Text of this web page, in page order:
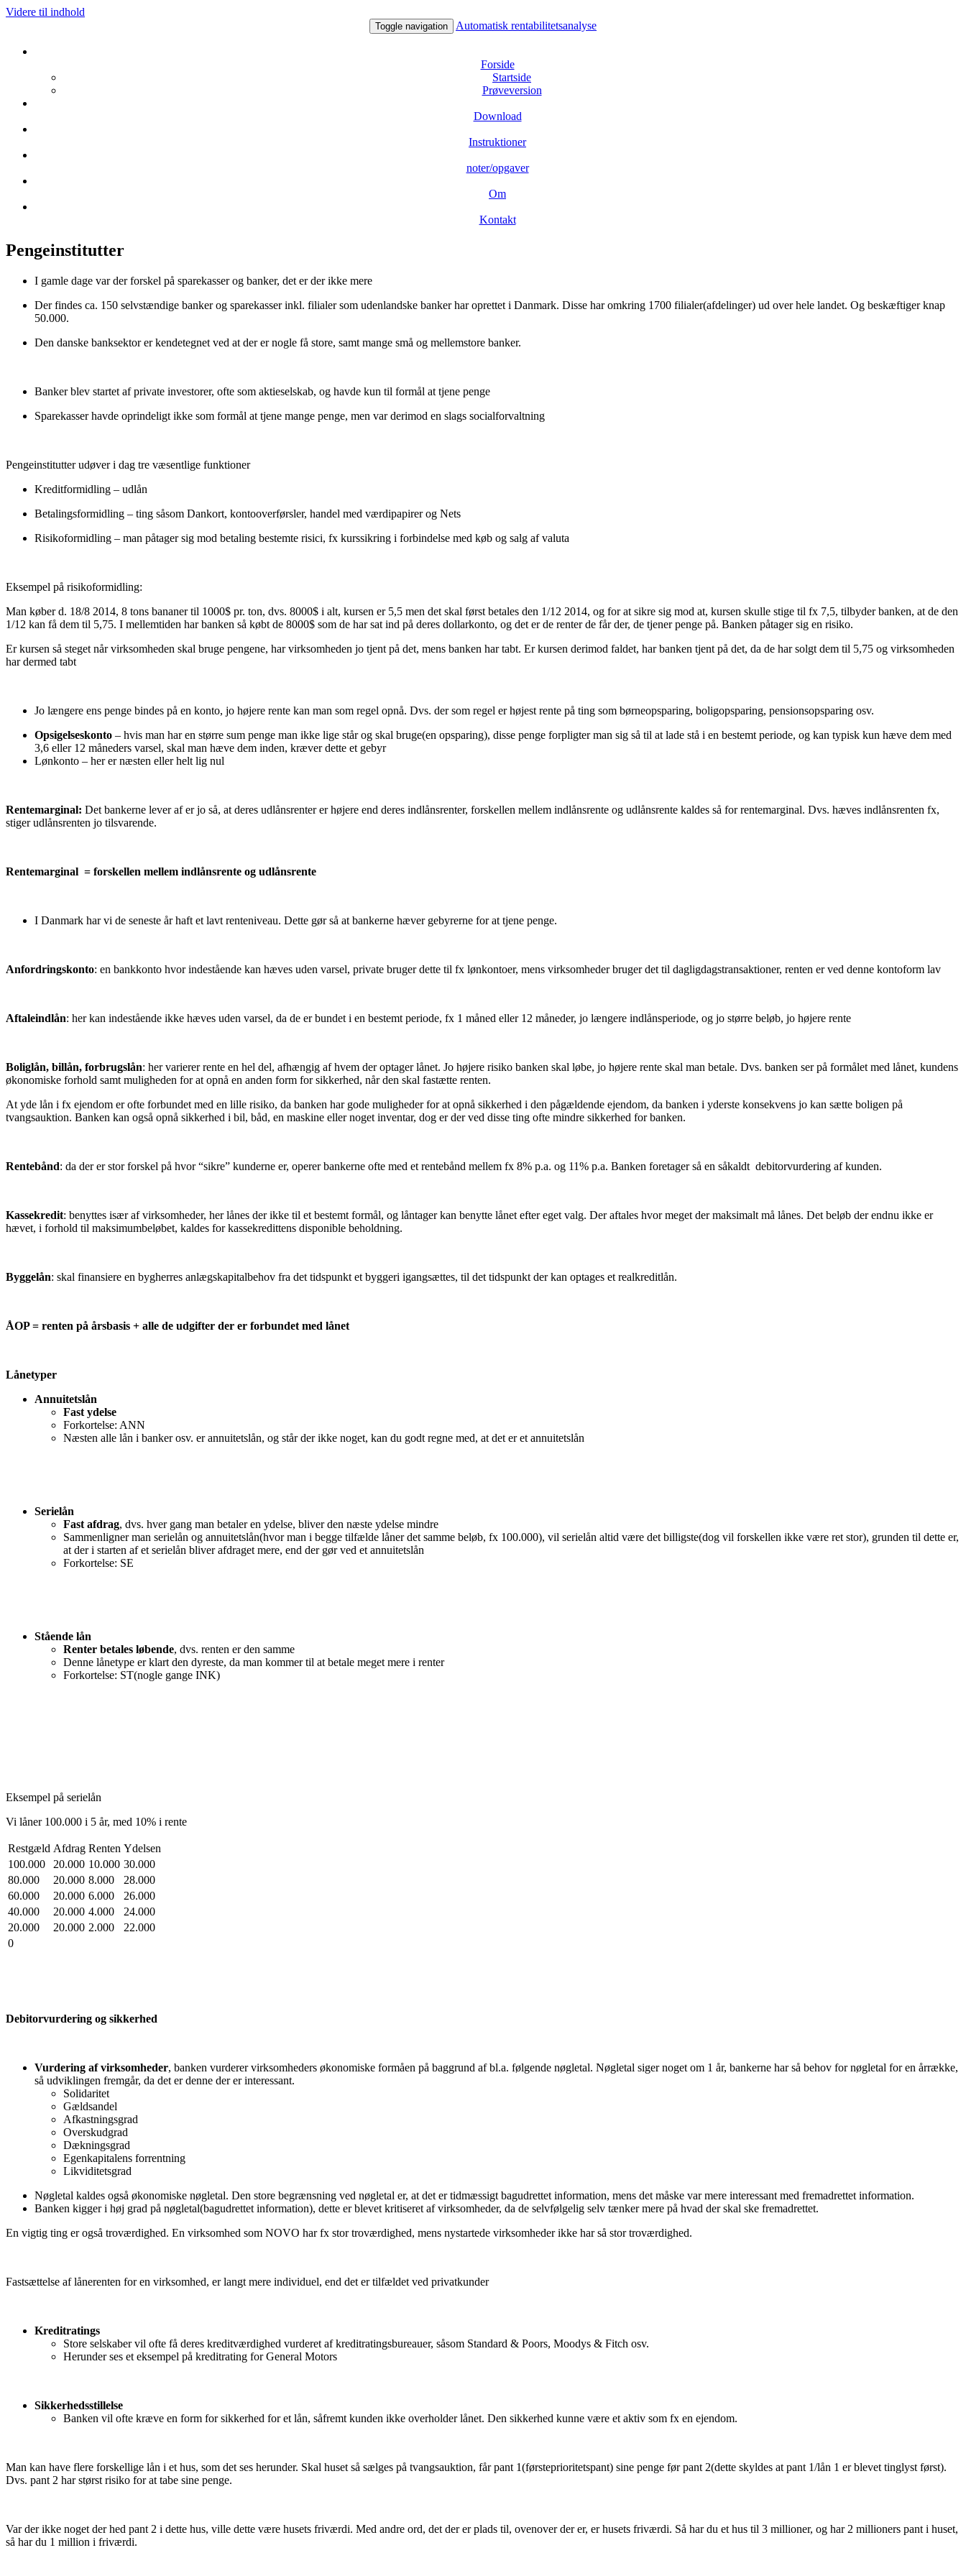
Videre til indhold
Toggle navigation Automatisk rentabilitetsanalyse
Forside
Startside
Prøveversion
Download
Instruktioner
noter/opgaver
Om
Kontakt
Pengeinstitutter
I gamle dage var der forskel på sparekasser og banker, det er der ikke mere
Der findes ca. 150 selvstændige banker og sparekasser inkl. filialer som udenlandske banker har oprettet i Danmark. Disse har omkring 1700 filialer(afdelinger) ud over hele landet. Og beskæftiger knap
50.000.
Den danske banksektor er kendetegnet ved at der er nogle få store, samt mange små og mellemstore banker.
Banker blev startet af private investorer, ofte som aktieselskab, og havde kun til formål at tjene penge
Sparekasser havde oprindeligt ikke som formål at tjene mange penge, men var derimod en slags socialforvaltning
Pengeinstitutter udøver i dag tre væsentlige funktioner
Kreditformidling – udlån
Betalingsformidling – ting såsom Dankort, kontooverførsler, handel med værdipapirer og Nets
Risikoformidling – man påtager sig mod betaling bestemte risici, fx kurssikring i forbindelse med køb og salg af valuta
Eksempel på risikoformidling:
Man køber d. 18/8 2014, 8 tons bananer til 1000$ pr. ton, dvs. 8000$ i alt, kursen er 5,5 men det skal først betales den 1/12 2014, og for at sikre sig mod at, kursen skulle stige til fx 7,5, tilbyder banken, at de den
1/12 kan få dem til 5,75. I mellemtiden har banken så købt de 8000$ som de har sat ind på deres dollarkonto, og det er de renter de får der, de tjener penge på. Banken påtager sig en risiko.
Er kursen så steget når virksomheden skal bruge pengene, har virksomheden jo tjent på det, mens banken har tabt. Er kursen derimod faldet, har banken tjent på det, da de har solgt dem til 5,75 og virksomheden
har dermed tabt
Jo længere ens penge bindes på en konto, jo højere rente kan man som regel opnå. Dvs. der som regel er højest rente på ting som børneopsparing, boligopsparing, pensionsopsparing osv.
Opsigelseskonto – hvis man har en større sum penge man ikke lige står og skal bruge(en opsparing), disse penge forpligter man sig så til at lade stå i en bestemt periode, og kan typisk kun hæve dem med
3,6 eller 12 måneders varsel, skal man hæve dem inden, kræver dette et gebyr
Lønkonto – her er næsten eller helt lig nul
Rentemarginal: Det bankerne lever af er jo så, at deres udlånsrenter er højere end deres indlånsrenter, forskellen mellem indlånsrente og udlånsrente kaldes så for rentemarginal. Dvs. hæves indlånsrenten fx,
stiger udlånsrenten jo tilsvarende.
Rentemarginal = forskellen mellem indlånsrente og udlånsrente
I Danmark har vi de seneste år haft et lavt renteniveau. Dette gør så at bankerne hæver gebyrerne for at tjene penge.
Anfordringskonto: en bankkonto hvor indestående kan hæves uden varsel, private bruger dette til fx lønkontoer, mens virksomheder bruger det til dagligdagstransaktioner, renten er ved denne kontoform lav
Aftaleindlån: her kan indestående ikke hæves uden varsel, da de er bundet i en bestemt periode, fx 1 måned eller 12 måneder, jo længere indlånsperiode, og jo større beløb, jo højere rente
Boliglån, billån, forbrugslån: her varierer rente en hel del, afhængig af hvem der optager lånet. Jo højere risiko banken skal løbe, jo højere rente skal man betale. Dvs. banken ser på formålet med lånet, kundens
økonomiske forhold samt muligheden for at opnå en anden form for sikkerhed, når den skal fastætte renten.
At yde lån i fx ejendom er ofte forbundet med en lille risiko, da banken har gode muligheder for at opnå sikkerhed i den pågældende ejendom, da banken i yderste konsekvens jo kan sætte boligen på
tvangsauktion. Banken kan også opnå sikkerhed i bil, båd, en maskine eller noget inventar, dog er der ved disse ting ofte mindre sikkerhed for banken.
Rentebånd: da der er stor forskel på hvor “sikre” kunderne er, operer bankerne ofte med et rentebånd mellem fx 8% p.a. og 11% p.a. Banken foretager så en såkaldt debitorvurdering af kunden.
Kassekredit: benyttes især af virksomheder, her lånes der ikke til et bestemt formål, og låntager kan benytte lånet efter eget valg. Der aftales hvor meget der maksimalt må lånes. Det beløb der endnu ikke er
hævet, i forhold til maksimumbeløbet, kaldes for kassekredittens disponible beholdning.
Byggelån: skal finansiere en bygherres anlægskapitalbehov fra det tidspunkt et byggeri igangsættes, til det tidspunkt der kan optages et realkreditlån.
ÅOP = renten på årsbasis + alle de udgifter der er forbundet med lånet
Lånetyper
Annuitetslån
Fast ydelse
Forkortelse: ANN
Næsten alle lån i banker osv. er annuitetslån, og står der ikke noget, kan du godt regne med, at det er et annuitetslån
Serielån
Fast afdrag, dvs. hver gang man betaler en ydelse, bliver den næste ydelse mindre
Sammenligner man serielån og annuitetslån(hvor man i begge tilfælde låner det samme beløb, fx 100.000), vil serielån altid være det billigste(dog vil forskellen ikke være ret stor), grunden til dette er,
at der i starten af et serielån bliver afdraget mere, end der gør ved et annuitetslån
Forkortelse: SE
Stående lån
Renter betales løbende, dvs. renten er den samme
Denne lånetype er klart den dyreste, da man kommer til at betale meget mere i renter
Forkortelse: ST(nogle gange INK)
Eksempel på serielån
Vi låner 100.000 i 5 år, med 10% i rente
Restgæld Afdrag Renten Ydelsen
100.000
20.000 10.000 30.000
80.000
20.000 8.000
28.000
60.000
20.000 6.000
26.000
40.000
20.000 4.000
24.000
20.000
20.000 2.000
22.000
0
Debitorvurdering og sikkerhed
Vurdering af virksomheder, banken vurderer virksomheders økonomiske formåen på baggrund af bl.a. følgende nøgletal. Nøgletal siger noget om 1 år, bankerne har så behov for nøgletal for en årrække,
så udviklingen fremgår, da det er denne der er interessant.
Solidaritet
Gældsandel
Afkastningsgrad
Overskudgrad
Dækningsgrad
Egenkapitalens forrentning
Likviditetsgrad
Nøgletal kaldes også økonomiske nøgletal. Den store begrænsning ved nøgletal er, at det er tidmæssigt bagudrettet information, mens det måske var mere interessant med fremadrettet information.
Banken kigger i høj grad på nøgletal(bagudrettet information), dette er blevet kritiseret af virksomheder, da de selvfølgelig selv tænker mere på hvad der skal ske fremadrettet.
En vigtig ting er også troværdighed. En virksomhed som NOVO har fx stor troværdighed, mens nystartede virksomheder ikke har så stor troværdighed.
Fastsættelse af lånerenten for en virksomhed, er langt mere individuel, end det er tilfældet ved privatkunder
Kreditratings
Store selskaber vil ofte få deres kreditværdighed vurderet af kreditratingsbureauer, såsom Standard & Poors, Moodys & Fitch osv.
Herunder ses et eksempel på kreditrating for General Motors
Sikkerhedsstillelse
Banken vil ofte kræve en form for sikkerhed for et lån, såfremt kunden ikke overholder lånet. Den sikkerhed kunne være et aktiv som fx en ejendom.
Man kan have flere forskellige lån i et hus, som det ses herunder. Skal huset så sælges på tvangsauktion, får pant 1(førsteprioritetspant) sine penge før pant 2(dette skyldes at pant 1/lån 1 er blevet tinglyst først).
Dvs. pant 2 har størst risiko for at tabe sine penge.
Var der ikke noget der hed pant 2 i dette hus, ville dette være husets friværdi. Med andre ord, det der er plads til, ovenover der er, er husets friværdi. Så har du et hus til 3 millioner, og har 2 millioners pant i huset,
så har du 1 million i friværdi.